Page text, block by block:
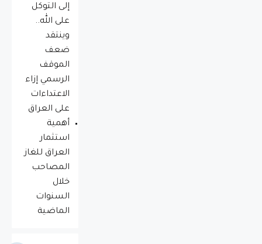
إلى التوكل
على الله..
وينتقد
ضعف
الموقف
الرسمي إزاء
الاعتداءات
على العراق
أهمية
استثمار
العراق للغاز
المصاحب
خلال
السنوات
الماضية